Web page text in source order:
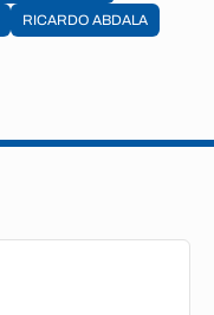
RICARDO ABDALA